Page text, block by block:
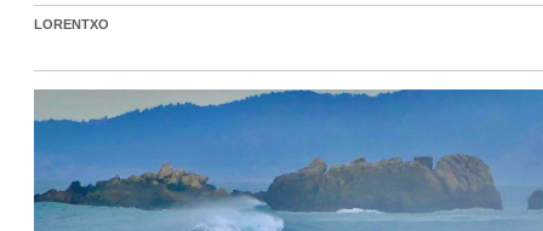
LORENTXO